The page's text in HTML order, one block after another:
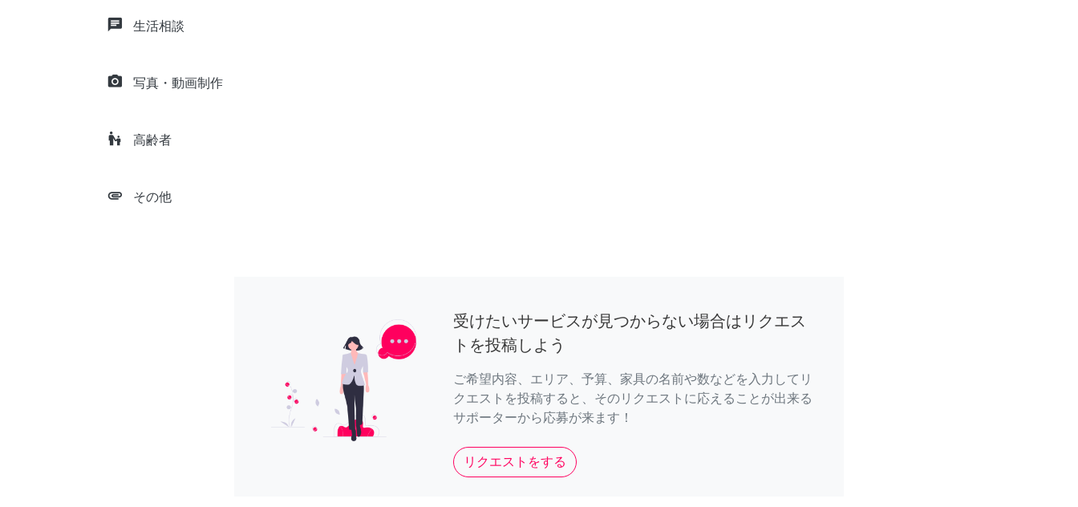
chat 生活相談
camera_alt 写真・動画制作
escalator_warning 高齢者
attachment その他
受けたいサービスが見つからない場合はリクエス
トを投稿しよう
ご希望内容、エリア、予算、家具の名前や数などを入力してリ
クエストを投稿すると、そのリクエストに応えることが出来る
サポーターから応募が来ます！
リクエストをする